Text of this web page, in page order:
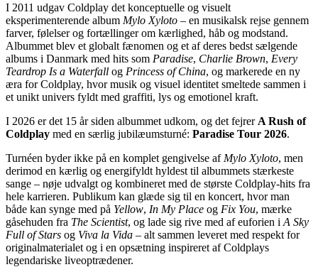
I 2011 udgav Coldplay det konceptuelle og visuelt
eksperimenterende album Mylo Xyloto – en musikalsk rejse gennem
farver, følelser og fortællinger om kærlighed, håb og modstand.
Albummet blev et globalt fænomen og et af deres bedst sælgende
albums i Danmark med hits som Paradise, Charlie Brown, Every
Teardrop Is a Waterfall og Princess of China, og markerede en ny
æra for Coldplay, hvor musik og visuel identitet smeltede sammen i
et unikt univers fyldt med graffiti, lys og emotionel kraft.
I 2026 er det 15 år siden albummet udkom, og det fejrer A Rush of
Coldplay med en særlig jubilæumsturné: Paradise Tour 2026.
Turnéen byder ikke på en komplet gengivelse af Mylo Xyloto, men
derimod en kærlig og energifyldt hyldest til albummets stærkeste
sange – nøje udvalgt og kombineret med de største Coldplay-hits fra
hele karrieren. Publikum kan glæde sig til en koncert, hvor man
både kan synge med på Yellow, In My Place og Fix You, mærke
gåsehuden fra The Scientist, og lade sig rive med af euforien i A Sky
Full of Stars og Viva la Vida – alt sammen leveret med respekt for
originalmaterialet og i en opsætning inspireret af Coldplays
legendariske liveoptrædener.